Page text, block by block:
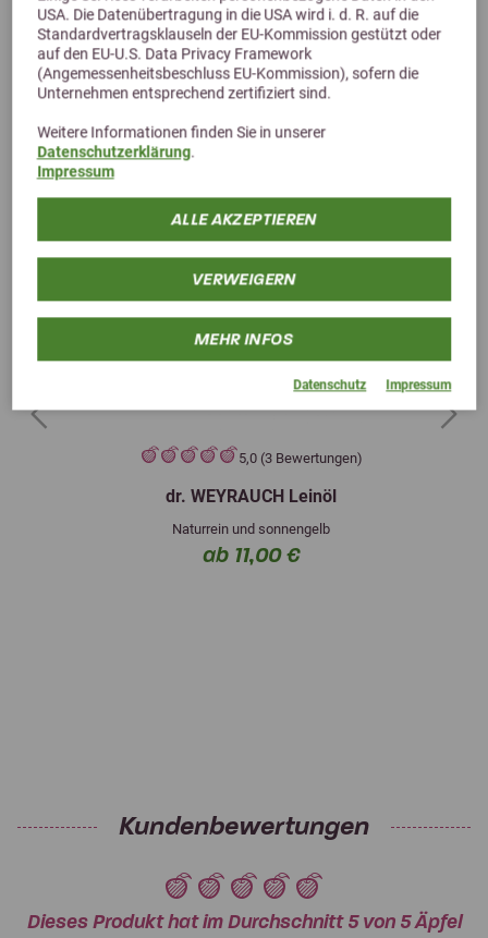
USA. Die Datenübertragung in die USA wird i. d. R. auf die
Standardvertragsklauseln der EU-Kommission gestützt oder
auf den EU-U.S. Data Privacy Framework
(Angemessenheitsbeschluss EU-Kommission), sofern die
Unternehmen entsprechend zertifiziert sind.
Weitere Informationen finden Sie in unserer
Datenschutzerklärung.
Impressum
ALLE AKZEPTIEREN
VERWEIGERN
MEHR INFOS
Datenschutz Impressum
5,0 (3 Bewertungen)
dr. WEYRAUCH Leinöl
Naturrein und sonnengelb
ab 11,00 €
Previous Next
Kundenbewertungen
Dieses Produkt hat im Durchschnitt 5 von 5 Äpfel